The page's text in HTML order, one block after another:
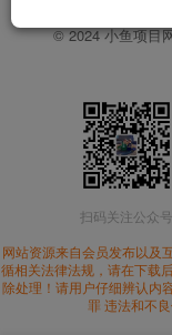
© 2024小鱼项目
扫码关注公众号
网站资源来自会员发布以及
循相关法律法规，请在下载
除处理！请用户仔细辨认内
罪 违法和不